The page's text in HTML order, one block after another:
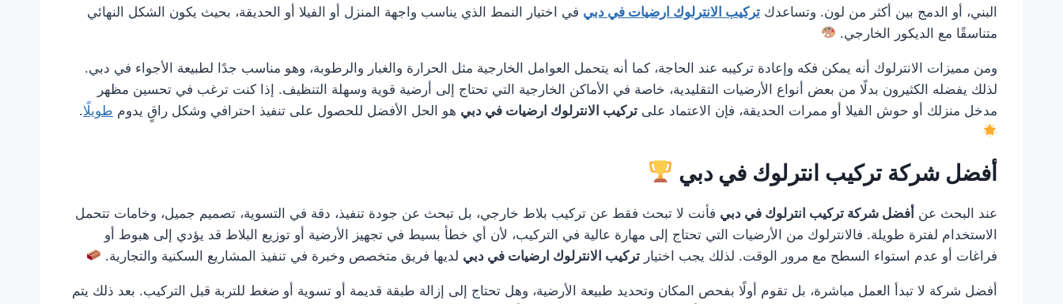
البني، أو الدمج بين أكثر من لون. وتساعدك تركيب الانترلوك ارضيات في دبي في اختيار النمط الذي يناسب واجهة المنزل أو الفيلا أو الحديقة، بحيث يكون الشكل النهائي
متناسقًا مع الديكور الخارجي.
ومن مميزات الانترلوك أنه يمكن فكه وإعادة تركيبه عند الحاجة، كما أنه يتحمل العوامل الخارجية مثل الحرارة والغبار والرطوبة، وهو مناسب جدًا لطبيعة الأجواء في دبي.
لذلك يفضله الكثيرون بدلًا من بعض أنواع الأرضيات التقليدية، خاصة في الأماكن الخارجية التي تحتاج إلى أرضية قوية وسهلة التنظيف. إذا كنت ترغب في تحسين مظهر
مدخل منزلك أو حوش الفيلا أو ممرات الحديقة، فإن الاعتماد على تركيب الانترلوك ارضيات في دبي هو الحل الأفضل للحصول على تنفيذ احترافي وشكل راقٍ يدوم طويلًا.
أفضل شركة تركيب انترلوك في دبي
عند البحث عن أفضل شركة تركيب انترلوك في دبي فأنت لا تبحث فقط عن تركيب بلاط خارجي، بل تبحث عن جودة تنفيذ، دقة في التسوية، تصميم جميل، وخامات تتحمل
الاستخدام لفترة طويلة. فالانترلوك من الأرضيات التي تحتاج إلى مهارة عالية في التركيب، لأن أي خطأ بسيط في تجهيز الأرضية أو توزيع البلاط قد يؤدي إلى هبوط أو
فراغات أو عدم استواء السطح مع مرور الوقت. لذلك يجب اختيار تركيب الانترلوك ارضيات في دبي لديها فريق متخصص وخبرة في تنفيذ المشاريع السكنية والتجارية.
أفضل شركة لا تبدأ العمل مباشرة، بل تقوم أولًا بفحص المكان وتحديد طبيعة الأرضية، وهل تحتاج إلى إزالة طبقة قديمة أو تسوية أو ضغط للتربة قبل التركيب. بعد ذلك يتم